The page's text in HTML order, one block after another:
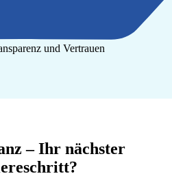
und Vertrauen
– Ihr nächster